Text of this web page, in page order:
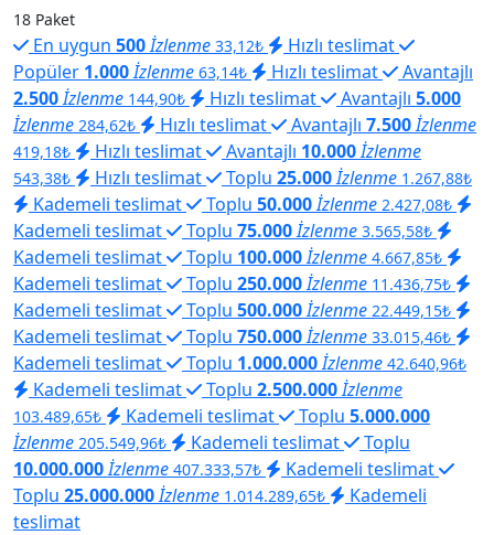
18 Paket
En uygun 500İzlenme 33,12₺
Hızlı teslimat
Popüler 1.000İzlenme 63,14₺ Hızlı teslimat
Avantajlı
2.500İzlenme 144,90₺ Hızlı teslimat Avantajlı 5.000
İzlenme 284,62₺ Hızlı teslimat Avantajlı 7.500İzlenme
419,18₺ Hızlı teslimat Avantajlı 10.000İzlenme
543,38₺ Hızlı teslimat Toplu 25.000İzlenme 1.267,88₺
Kademeli teslimat Toplu 50.000İzlenme 2.427,08₺
Kademeli teslimat Toplu 75.000İzlenme 3.565,58₺
Kademeli teslimat Toplu 100.000İzlenme 4.667,85₺
Kademeli teslimat Toplu 250.000İzlenme 11.436,75₺
Kademeli teslimat Toplu 500.000İzlenme 22.449,15₺
Kademeli teslimat Toplu 750.000İzlenme 33.015,46₺
Kademeli teslimat Toplu 1.000.000İzlenme 42.640,96₺
Kademeli teslimat Toplu 2.500.000İzlenme
103.489,65₺ Kademeli teslimat Toplu 5.000.000
İzlenme 205.549,96₺ Kademeli teslimat
Toplu
10.000.000İzlenme 407.333,57₺
Kademeli teslimat
Toplu 25.000.000İzlenme 1.014.289,65₺
Kademeli
teslimat